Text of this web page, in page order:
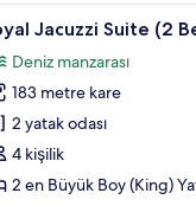
11 Jacuzzi Suite (2
Deniz manzarası
183 metre kare
2 yatak odası
4 kişilik
2 en Büyük Boy (King)